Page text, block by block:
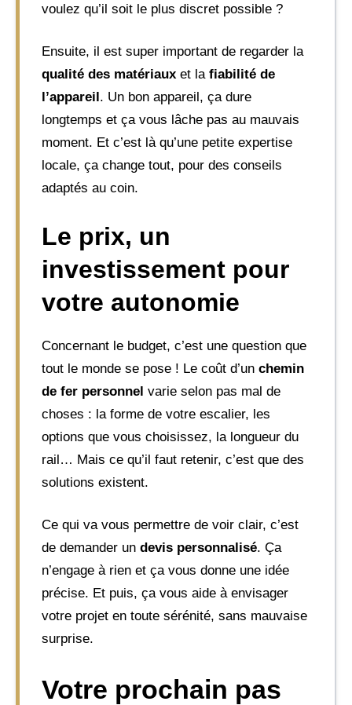
voulez qu’il soit le plus discret possible ?
Ensuite, il est super important de regarder la
qualité des matériaux et la fiabilité de
l’appareil. Un bon appareil, ça dure
longtemps et ça vous lâche pas au mauvais
moment. Et c’est là qu’une petite expertise
locale, ça change tout, pour des conseils
adaptés au coin.
Le prix, un
investissement pour
votre autonomie
Concernant le budget, c’est une question que
tout le monde se pose ! Le coût d’un chemin
de fer personnel varie selon pas mal de
choses : la forme de votre escalier, les
options que vous choisissez, la longueur du
rail… Mais ce qu’il faut retenir, c’est que des
solutions existent.
Ce qui va vous permettre de voir clair, c’est
de demander un devis personnalisé. Ça
n’engage à rien et ça vous donne une idée
précise. Et puis, ça vous aide à envisager
votre projet en toute sérénité, sans mauvaise
surprise.
Votre prochain pas